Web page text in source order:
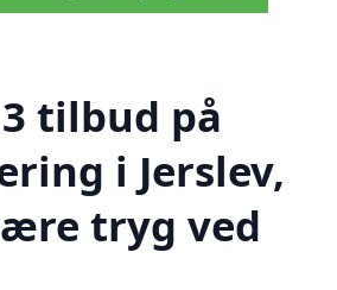
tilbud på
i Jerslev,
tryg ved